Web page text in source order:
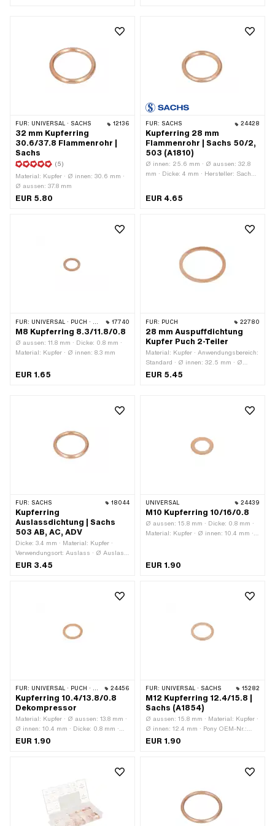
FÜR: UNIVERSAL · SACHS 12136
32 mm Kupferring
30.6/37.8 Flammenrohr |
Sachs
(5)
Material: Kupfer · Ø innen: 30.6 mm ·
Ø aussen: 37.8 mm
EUR 5.80
FÜR: SACHS 24428
Kupferring 28 mm
Flammenrohr | Sachs 50/2,
503 (A1810)
Ø innen: 25.6 mm · Ø aussen: 32.8
mm · Dicke: 4 mm · Hersteller: Sachs ·
003
EUR 4.65
FÜR: UNIVERSAL · PUCH · SACHS · PONY / CILO (BETA 521 & 512) · PIAGGIO 17740
M8 Kupferring 8.3/11.8/0.8
Ø aussen: 11.8 mm · Dicke: 0.8 mm ·
Material: Kupfer · Ø innen: 8.3 mm
EUR 1.65
FÜR: PUCH 22780
28 mm Auspuffdichtung
Kupfer Puch 2-Teiler
Material: Kupfer · Anwendungsbereich:
Standard · Ø innen: 32.5 mm · Ø
aussen: 37.8 mm · Dicke: 2 mm ·
EUR 5.45
FÜR: SACHS 18044
Kupferring
Auslassdichtung | Sachs
503 AB, AC, ADV
Dicke: 3.4 mm · Material: Kupfer ·
Verwendungsort: Auslass · Ø Auslass
innen: 23.1 mm · Ø aussen: 29.1 mm
EUR 3.45
UNIVERSAL 24439
M10 Kupferring 10/16/0.8
Ø aussen: 15.8 mm · Dicke: 0.8 mm ·
Material: Kupfer · Ø innen: 10.4 mm ·
EUR 1.90
FÜR: UNIVERSAL · PUCH · SACHS 24456
Kupferring 10.4/13.8/0.8
Dekompressor
Material: Kupfer · Ø aussen: 13.8 mm ·
Ø innen: 10.4 mm · Dicke: 0.8 mm ·
Sachs OEM-Nr.: 0230 015 000 · Pony
EUR 1.90
FÜR: UNIVERSAL · SACHS 15282
M12 Kupferring 12.4/15.8 |
Sachs (A1854)
Ø aussen: 15.8 mm · Material: Kupfer ·
Ø innen: 12.4 mm · Pony OEM-Nr.:
A1854 · Sachs OEM-Nr.: 0250 118
EUR 1.90